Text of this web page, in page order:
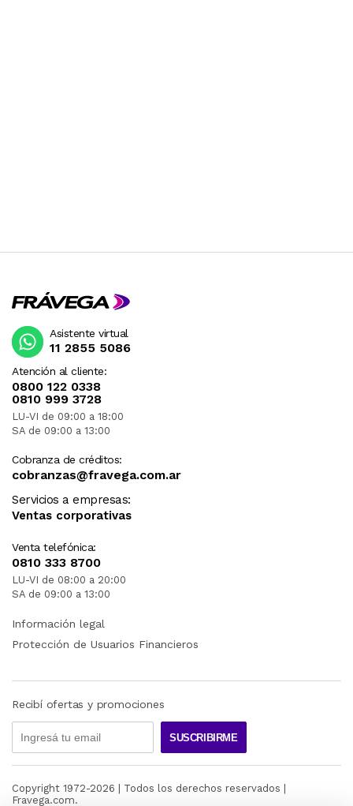
Atención al cliente:
0800 122 0338
0810 999 3728
LU-VI de 09:00 a 18:00
SA de 09:00 a 13:00
Cobranza de créditos:
cobranzas@fravega.com.ar
Servicios a empresas:
Ventas corporativas
Venta telefónica:
0810 333 8700
LU-VI de 08:00 a 20:00
SA de 09:00 a 13:00
Asistente virtual
11 2855 5086
Información legal
Protección de Usuarios Financieros
Recibí ofertas y promociones
SUSCRIBIRME
Copyright 1972-2026 | Todos los derechos reservados |
Fravega.com.